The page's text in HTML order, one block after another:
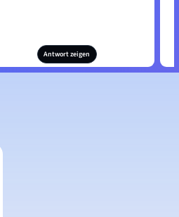
Antwort zeigen